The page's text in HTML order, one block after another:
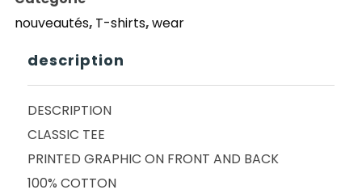
THOUGHT
BLACK
nouveautés, T-shirts,wear
description
DESCRIPTION
CLASSIC TEE
PRINTED GRAPHIC ON FRONT AND BACK
100% COTTON